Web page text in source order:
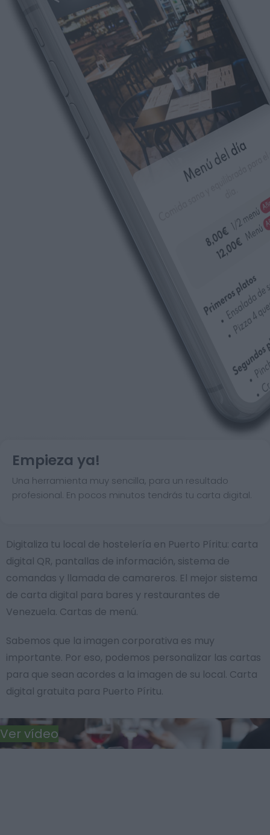
Empieza ya!
Una herramienta muy sencilla, para un resultado
profesional. En pocos minutos tendrás tu carta digital.
Digitaliza tu local de hostelería en Puerto Píritu: carta
digital QR, pantallas de información, sistema de
comandas y llamada de camareros. El mejor sistema
de carta digital para bares y restaurantes de
Venezuela. Cartas de menú.
Sabemos que la imagen corporativa es muy
importante. Por eso, podemos personalizar las cartas
para que sean acordes a la imagen de su local. Carta
digital gratuita para Puerto Píritu.
Ver vídeo